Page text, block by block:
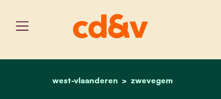
home
west-vlaanderen zwevegem
gestage afbouw van